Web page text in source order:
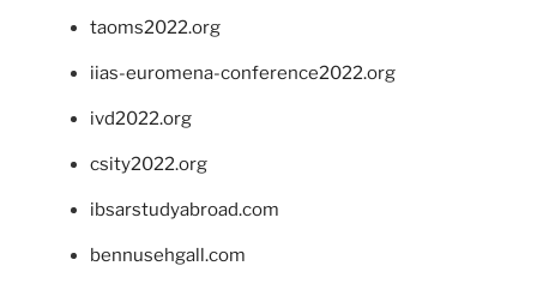
taoms2022.org
iias-euromena-conference2022.org
ivd2022.org
csity2022.org
ibsarstudyabroad.com
bennusehgall.com